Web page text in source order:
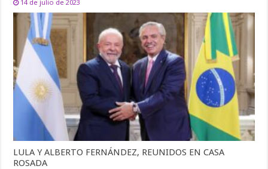
14 de julio de 2023
LULA Y ALBERTO FERNÁNDEZ, REUNIDOS EN CASA
ROSADA